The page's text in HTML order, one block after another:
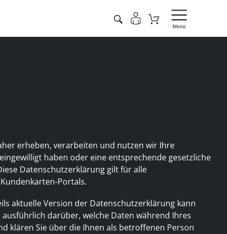
erheben, verarbeiten und nutzen wir Ihre
haben oder eine entsprechende gesetzliche
Datenschutzerklärung gilt für alle
Portals.
aktuelle Version der Datenschutzerklärung kann
darüber, welche Daten während Ihres
klären Sie über die Ihnen als betroffenen Person